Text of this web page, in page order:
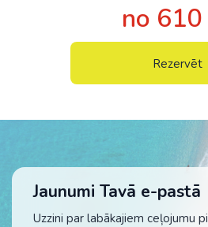
no
Rezervēt
Jaunumi Tavā e-pastā
Uzzini par labākajiem ceļojumu